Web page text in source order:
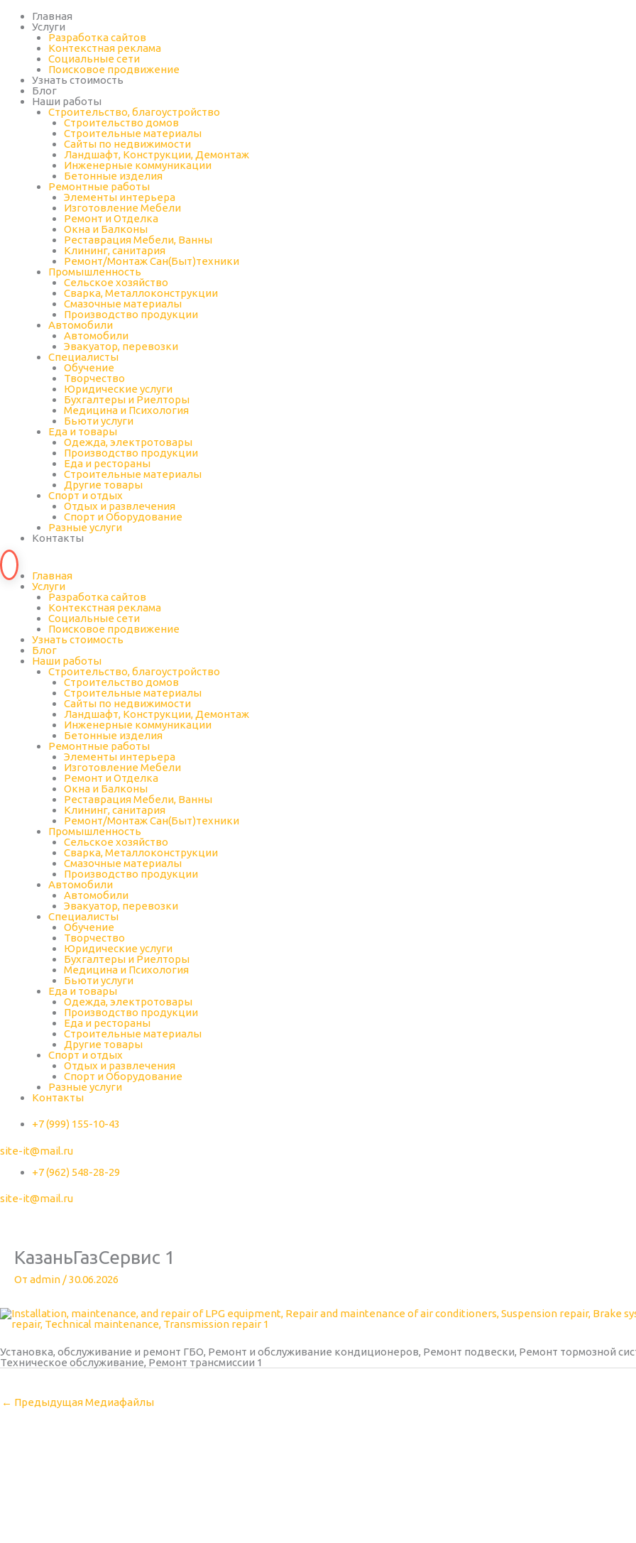
содержимому
Главная
Услуги
Разработка сайтов
Контекстная реклама
Социальные сети
Поисковое продвижение
Узнать стоимость
Блог
Наши работы
Строительство, благоустройство
Строительство домов
Строительные материалы
Сайты по недвижимости
Ландшафт, Конструкции, Демонтаж
Инженерные коммуникации
Бетонные изделия
Ремонтные работы
Элементы интерьера
Изготовление Мебели
Ремонт и Отделка
Окна и Балконы
Реставрация Мебели, Ванны
Клининг, санитария
Ремонт/Монтаж Сан(Быт)техники
Промышленность
Cельское хозяйство
Сварка, Металлоконструкции
Cмазочные материалы
Производство продукции
Автомобили
Автомобили
Эвакуатор, перевозки
Специалисты
Обучение
Творчество
Юридические услуги
Бухгалтеры и Риелторы
Медицина и Психология
Бьюти услуги
Еда и товары
Одежда, электротовары
Производство продукции
Еда и рестораны
Строительные материалы
Другие товары
Спорт и отдых
Отдых и развлечения
Спорт и Оборудование
Разные услуги
Контакты
Главная
Услуги
Разработка сайтов
Контекстная реклама
Социальные сети
Поисковое продвижение
Узнать стоимость
Блог
Наши работы
Строительство, благоустройство
Строительство домов
Строительные материалы
Сайты по недвижимости
Ландшафт, Конструкции, Демонтаж
Инженерные коммуникации
Бетонные изделия
Ремонтные работы
Элементы интерьера
Изготовление Мебели
Ремонт и Отделка
Окна и Балконы
Реставрация Мебели, Ванны
Клининг, санитария
Ремонт/Монтаж Сан(Быт)техники
Промышленность
Cельское хозяйство
Сварка, Металлоконструкции
Cмазочные материалы
Производство продукции
Автомобили
Автомобили
Эвакуатор, перевозки
Специалисты
Обучение
Творчество
Юридические услуги
Бухгалтеры и Риелторы
Медицина и Психология
Бьюти услуги
Еда и товары
Одежда, электротовары
Производство продукции
Еда и рестораны
Строительные материалы
Другие товары
Спорт и отдых
Отдых и развлечения
Спорт и Оборудование
Разные услуги
Контакты
+7 (999) 155-10-43
site-it@mail.ru
+7 (962) 548-28-29
site-it@mail.ru
КазаньГазСервис 1
От admin /30.06.2026
Установка, обслуживание и ремонт ГБО, Ремонт и обслуживание кондиционеров, Ремонт подвески, Ремонт тормозной
Техническое обслуживание, Ремонт трансмиссии 1
← Предыдущая Медиафайлы